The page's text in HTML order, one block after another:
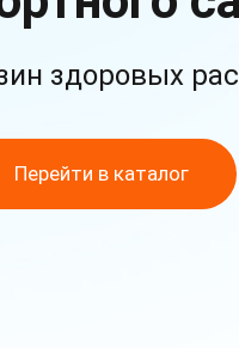
здоровых
Перейти в каталог